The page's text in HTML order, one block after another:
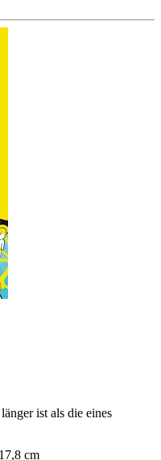
ist als die eines
cm